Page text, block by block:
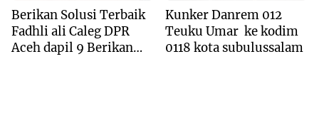
Berikan Solusi Terbaik
Fadhli ali Caleg DPR
Aceh dapil 9 Berikan
Kunker Danrem 012
Teuku Umar ke kodim
0118 kota subulussalam